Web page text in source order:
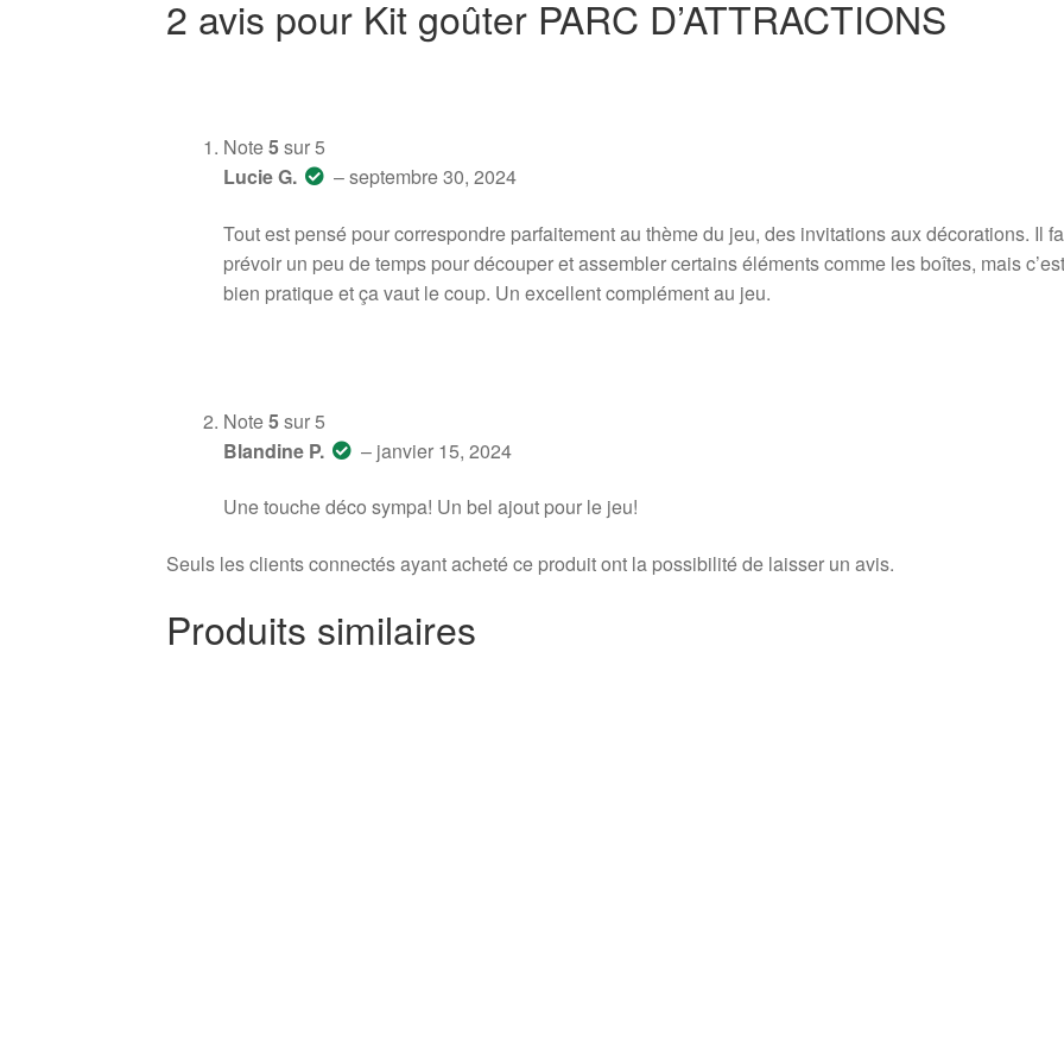
2 avis pour Kit goûter PARC D’ATTRACTIONS
Note5sur 5
Lucie G.
–septembre 30, 2024
Tout est pensé pour correspondre parfaitement au thème du jeu, des invitations aux décorations. Il
prévoir un peu de temps pour découper et assembler certains éléments comme les boîtes, mais
bien pratique et ça vaut le coup. Un excellent complément au jeu.
Note5sur 5
Blandine P.
– janvier 15, 2024
Une touche déco sympa! Un bel ajout pour le jeu!
Seuls les clients connectés ayant acheté ce produit ont la possibilité de laisser un avis.
Produits similaires